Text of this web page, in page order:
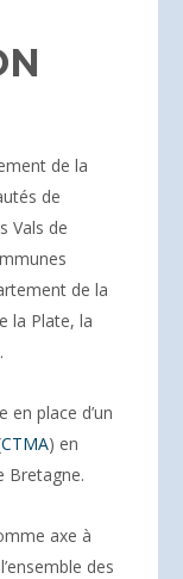
de la
de
Vals de
de la
la Plate, la
en place d’un
CTMA) en
Bretagne.
axe à
des